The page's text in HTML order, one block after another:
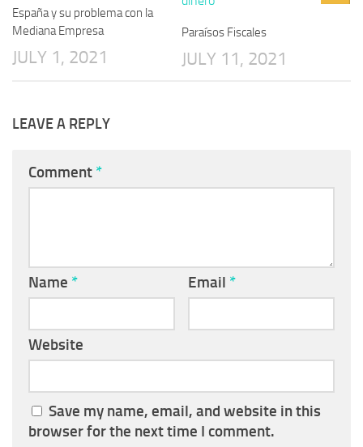
España y su problema con la
Mediana Empresa
JULY 1, 2021
Paraísos Fiscales
JULY 11, 2021
LEAVE A REPLY
Comment *
Name * Email *
Website
Save my name, email, and website in this
browser for the next time I comment.